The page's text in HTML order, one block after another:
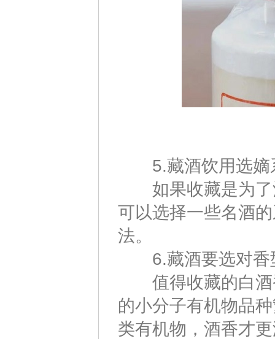
5.藏酒饮用选嫡
如果收藏是为了
可以选择一些名酒
法。
6.藏酒要选对香
值得收藏的白酒
的小分子有机物品
类有机物，酒香才